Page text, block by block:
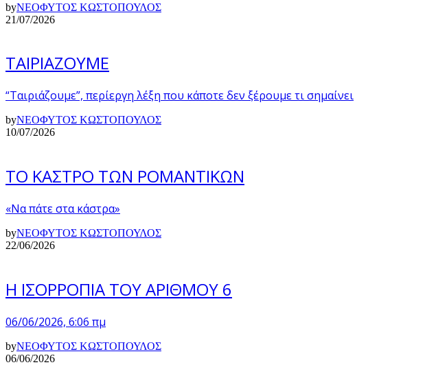
byΝΕΟΦΥΤΟΣ ΚΩΣΤΟΠΟΥΛΟΣ
21/07/2026
ΤΑΙΡΙΑΖΟΥΜΕ
“Ταιριάζουμε”, περίεργη λέξη που κάποτε δεν ξέρουμε τι σημαίνει
byΝΕΟΦΥΤΟΣ ΚΩΣΤΟΠΟΥΛΟΣ
10/07/2026
ΤΟ ΚΑΣΤΡΟ ΤΩΝ ΡΟΜΑΝΤΙΚΩΝ
«Να πάτε στα κάστρα»
byΝΕΟΦΥΤΟΣ ΚΩΣΤΟΠΟΥΛΟΣ
22/06/2026
Η ΙΣΟΡΡΟΠΙΑ ΤΟΥ ΑΡΙΘΜΟΥ 6
06/06/2026, 6:06 πμ
byΝΕΟΦΥΤΟΣ ΚΩΣΤΟΠΟΥΛΟΣ
06/06/2026